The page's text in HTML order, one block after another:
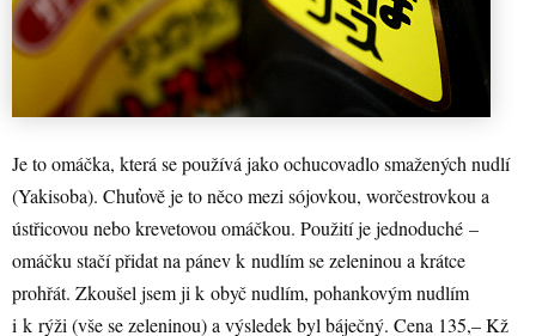
Je to omáčka, která se používá jako ochucovadlo smažených nudlí
(Yakisoba). Chuťově je to něco mezi sójovkou, worčestrovkou a
ústřicovou nebo krevetovou omáčkou. Použití je jednoduché –
omáčku stačí přidat na pánev k nudlím se zeleninou a krátce
prohřát. Zkoušel jsem ji k obyč nudlím, pohankovým nudlím
i k rýži (vše se zeleninou) a výsledek byl báječný. Cena 135,– Kž